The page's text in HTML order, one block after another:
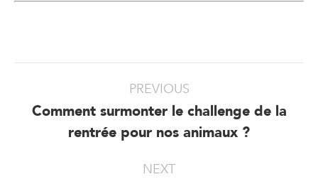
navigation
PREVIOUS
Previous
post:
Comment surmonter le challenge de la
rentrée pour nos animaux ?
NEXT